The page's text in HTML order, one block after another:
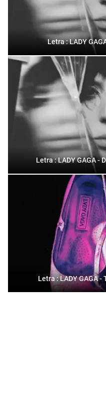
Letra : LADY
Letra : LADY GAGA -
Letra : LADY GAGA -